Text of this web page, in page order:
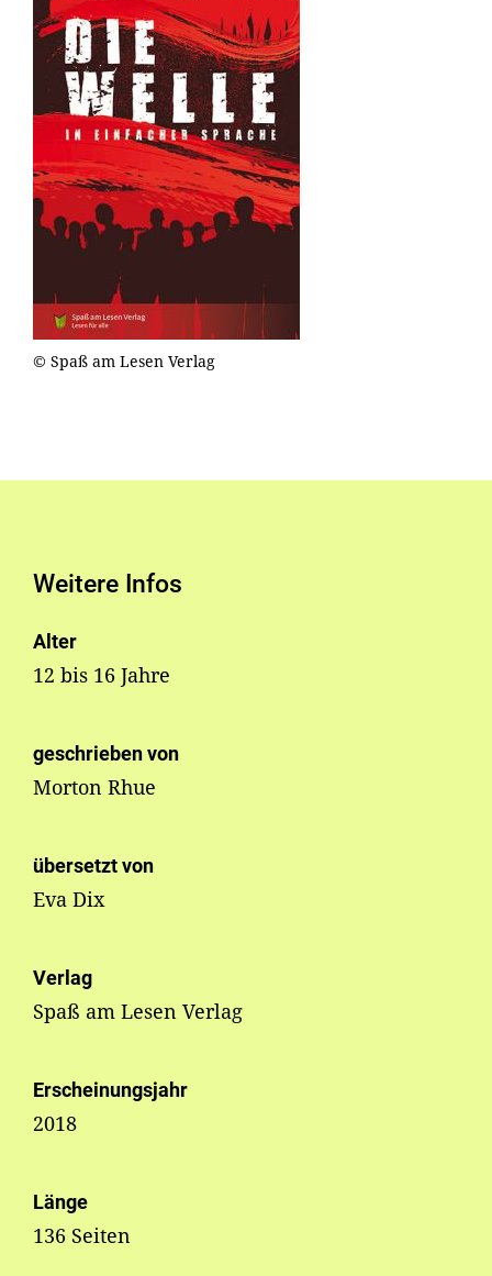
© Spaß am Lesen Verlag
Weitere Infos
Alter
12 bis 16 Jahre
geschrieben von
Morton Rhue
übersetzt von
Eva Dix
Verlag
Spaß am Lesen Verlag
Erscheinungsjahr
2018
Länge
136 Seiten